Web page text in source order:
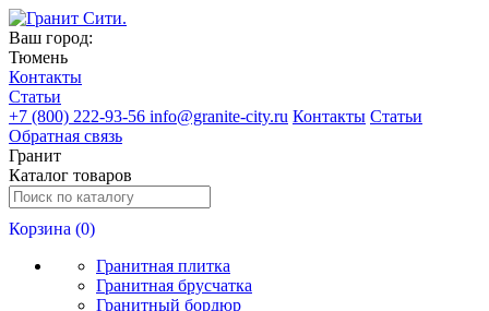
Ваш город:
Тюмень
Контакты
Статьи
+7 (800) 222-93-56 info@granite-city.ru Контакты Статьи
Обратная связь
Гранит
Каталог товаров
Корзина (0)
Гранитная плитка
Гранитная брусчатка
Гранитный бордюр